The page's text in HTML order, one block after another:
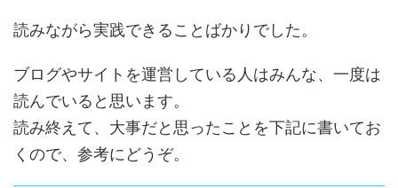
読みながら実践できることばかりでした。
ブログやサイトを運営している人はみんな、一度は
読んでいると思います。
読み終えて、大事だと思ったことを下記に書いてお
くので、参考にどうぞ。